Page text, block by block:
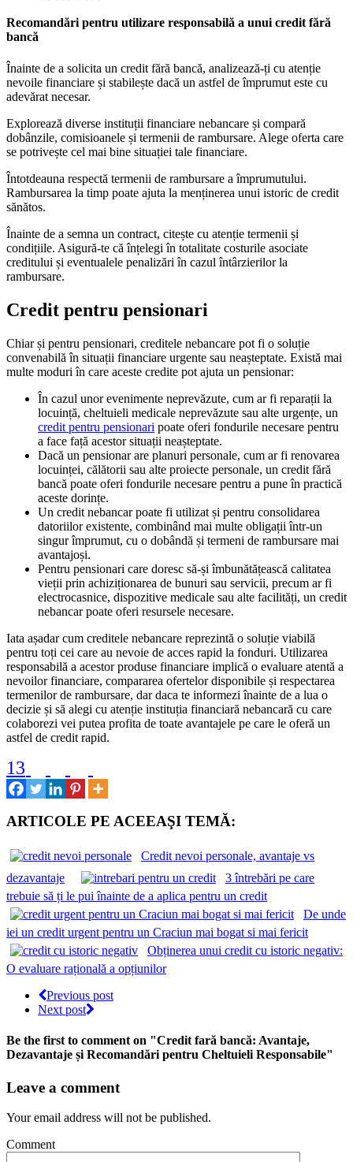
Recomandări pentru utilizare responsabilă a unui credit fără
bancă
Înainte de a solicita un credit fără bancă, analizează-ți cu atenție
nevoile financiare și stabilește dacă un astfel de împrumut este cu
adevărat necesar.
Explorează diverse instituții financiare nebancare și compară
dobânzile, comisioanele și termenii de rambursare. Alege oferta care
se potrivește cel mai bine situației tale financiare.
Întotdeauna respectă termenii de rambursare a împrumutului.
Rambursarea la timp poate ajuta la menținerea unui istoric de credit
sănătos.
Înainte de a semna un contract, citește cu atenție termenii și
condițiile. Asigură-te că înțelegi în totalitate costurile asociate
creditului și eventualele penalizări în cazul întârzierilor la
rambursare.
Credit pentru pensionari
Chiar și pentru pensionari, creditele nebancare pot fi o soluție
convenabilă în situații financiare urgente sau neașteptate. Există mai
multe moduri în care aceste credite pot ajuta un pensionar:
În cazul unor evenimente neprevăzute, cum ar fi reparații la
locuință, cheltuieli medicale neprevăzute sau alte urgențe, un
credit pentru pensionari poate oferi fondurile necesare pentru
a face față acestor situații neașteptate.
Dacă un pensionar are planuri personale, cum ar fi renovarea
locuinței, călătorii sau alte proiecte personale, un credit fără
bancă poate oferi fondurile necesare pentru a pune în practică
aceste dorințe.
Un credit nebancar poate fi utilizat și pentru consolidarea
datoriilor existente, combinând mai multe obligații într-un
singur împrumut, cu o dobândă și termeni de rambursare mai
avantajoși.
Pentru pensionari care doresc să-și îmbunătățească calitatea
vieții prin achiziționarea de bunuri sau servicii, precum ar fi
electrocasnice, dispozitive medicale sau alte facilități, un credit
nebancar poate oferi resursele necesare.
Iata așadar cum creditele nebancare reprezintă o soluție viabilă
pentru toți cei care au nevoie de acces rapid la fonduri. Utilizarea
responsabilă a acestor produse financiare implică o evaluare atentă a
nevoilor financiare, compararea ofertelor disponibile și respectarea
termenilor de rambursare, dar daca te informezi înainte de a lua o
decizie și să alegi cu atenție instituția financiară nebancară cu care
colaborezi vei putea profita de toate avantajele pe care le oferă un
astfel de credit rapid.
13
ARTICOLE PE ACEEAŞI TEMĂ:
Credit nevoi personale, avantaje vs
dezavantaje
3 întrebări pe care
trebuie să ți le pui înainte de a aplica pentru un credit
De unde
iei un credit urgent pentru un Craciun mai bogat si mai fericit
Obținerea unui credit cu istoric negativ:
O evaluare rațională a opțiunilor
Previous post
Next post
Be the first to comment on "Credit fară bancă: Avantaje,
Dezavantaje și Recomandări pentru Cheltuieli Responsabile"
Leave a comment
Your email address will not be published.
Comment